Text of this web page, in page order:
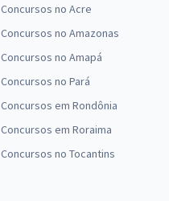
Concursos no Acre
Concursos no Amazonas
Concursos no Amapá
Concursos no Pará
Concursos em Rondônia
Concursos em Roraima
Concursos no Tocantins